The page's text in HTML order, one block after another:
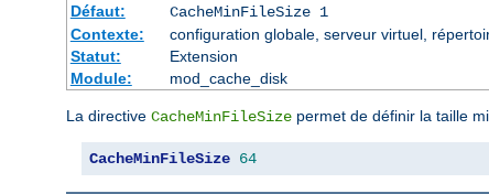
Défaut:
CacheMinFileSize 1
Contexte:
configuration globale, serveur virtuel,
Statut:
Extension
Module:
mod_cache_disk
La directive CacheMinFileSize permet de définir la taille
CacheMinFileSize 64